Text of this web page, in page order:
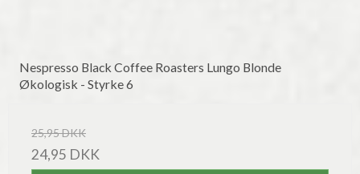
Nespresso Black Coffee Roasters Lungo Blonde
Økologisk - Styrke 6
25,95 DKK
24,95 DKK